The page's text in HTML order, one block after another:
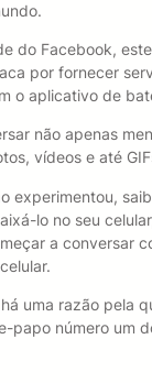
do Facebook,
por fornecer
o aplicativo de
não apenas
vídeos e até
experimentou,
lo no seu
a conversar
uma razão pela
papo número um